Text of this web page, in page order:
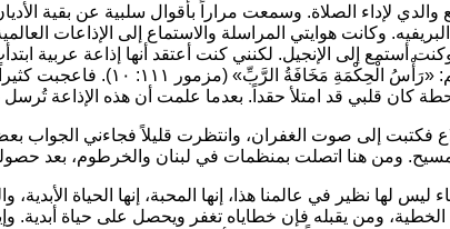
لإداء الصلاة. وسمعت مراراً بأقوال سلبية عن بقية
وكانت هوايتي المراسلة والاستماع إلى الإذاعات
وكنت أستمع إلى الإنجيل. لكنني كنت أعتقد أنها إذاعة عربية
«رَأْسُ الْحِكْمَةِ مَخَافَةُ الرَّبِّ»
(مزمور ١١١: ١٠).
كان قلبي قد امتلأ حقداً. بعدما علمت أن هذه الإذاعة تُرسل
فكتبت إلى صوت الغفران، وانتظرت قليلاً فجاءني الجواب
ومن هنا اتصلت بمنظمات في لبنان والخرطوم، بعد
ليس لها نظير في عالمنا هذا، إنها المحبة، إنها الحياة
ومن يقبله فإن خطاياه تغفر ويحصل على حياة أبدية.